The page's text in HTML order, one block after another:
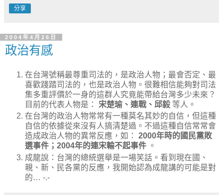
分享
2004年4月26日
政治有感
在台灣號稱最尊重司法的，是政治人物；最會否定、最
喜歡踐踏司法的，也是政治人物。很難相信能夠對司法
集多重評價於一身的這群人究竟能帶給台灣多少未來？
目前的代表人物是： 宋楚瑜、連戰、邱毅 等人。
在台灣的政治人物常常有一種莫名其妙的自信，但這種
自信的依據從來沒有人搞清楚過。不過這種自信常常會
造成政治人物的異常反應，如： 2000年時的國民黨敗
選事件；2004年的連宋輸不起事件 。
成龍說：台灣的總統選舉是一場笑話。看到現在國、
親、新、民各黨的反應，我開始認為成龍講的可能是對
的… -.-